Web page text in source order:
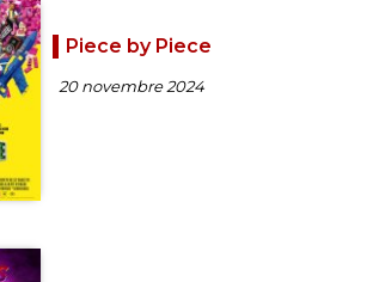
Piece by Piece
20 novembre 2024